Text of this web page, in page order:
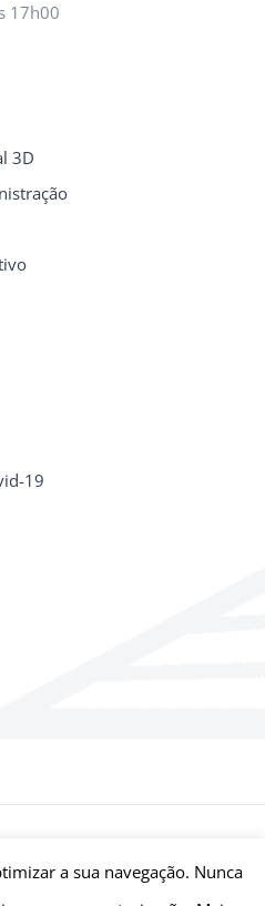
17h00
3D
19
a sua navegação. Nunca